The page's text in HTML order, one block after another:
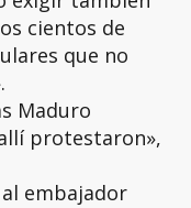
cientos de
que no
Maduro
protestaron»,
al embajador